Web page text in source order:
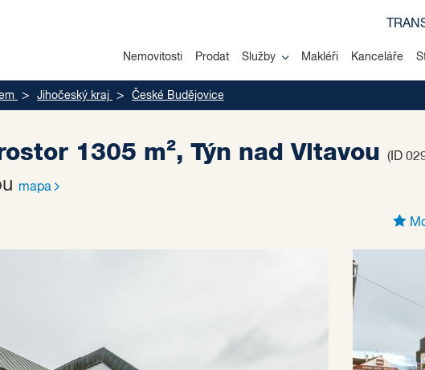
Nemovitosti Prodat Služby Makléři Kanceláře
Jihočeský kraj České Budějovice
1305 m², Týn nad Vltavou (ID
mapa